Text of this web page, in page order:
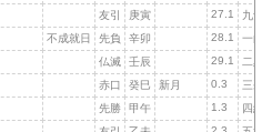
友引 庚寅 27.1
九紫
不成就日 先負 辛卯 28.1
一白
仏滅 壬辰 29.1
二黒
赤口 癸巳 新月 0.3
三碧
先勝 甲午 1.3
四緑